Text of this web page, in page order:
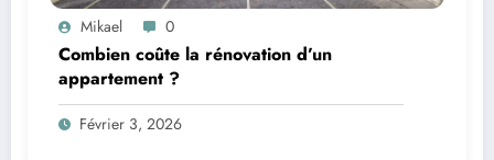
Mikael 0
Combien coûte la rénovation d’un
appartement ?
Février 3, 2026